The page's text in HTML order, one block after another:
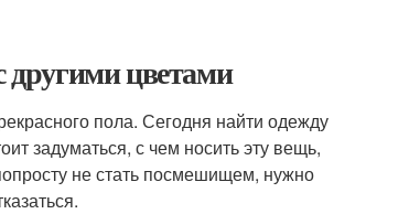
другими цветами
пола. Сегодня найти одежду
задуматься, с чем носить эту вещь,
не стать посмешищем, нужно